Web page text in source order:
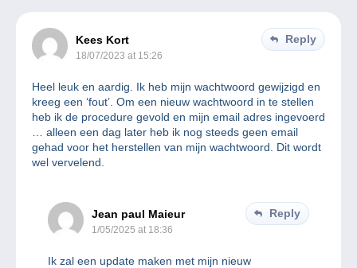
Kees Kort
18/07/2023 at 15:26
Reply
Heel leuk en aardig. Ik heb mijn wachtwoord gewijzigd en
kreeg een ‘fout’. Om een nieuw wachtwoord in te stellen
heb ik de procedure gevold en mijn email adres ingevoerd
… alleen een dag later heb ik nog steeds geen email
gehad voor het herstellen van mijn wachtwoord. Dit wordt
wel vervelend.
Jean paul Maieur
1/05/2025 at 18:36
Reply
Ik zal een update maken met mijn nieuw